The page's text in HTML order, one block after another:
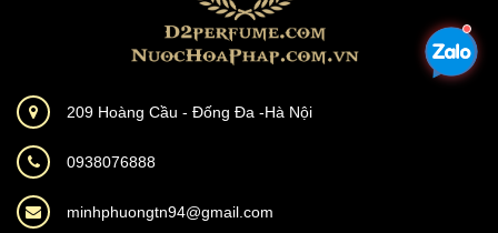
209 Hoàng Cầu - Đống Đa -Hà Nội
0938076888
minhphuongtn94@gmail.com